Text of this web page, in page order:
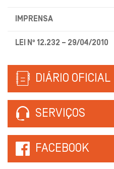
IMPRENSA
LEI Nº 12.232 – 29/04/2010
DIÁRIO OFICIAL
SERVIÇOS
FACEBOOK